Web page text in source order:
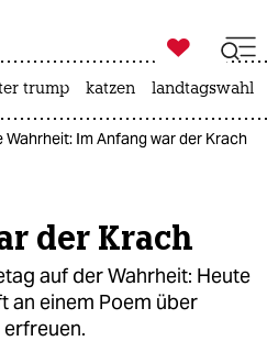
ich

taz zahl ich
trump katzen landtagswahl
Wahrheit: Im Anfang war der Krach
der Krach
auf der Wahrheit: Heute
an einem Poem über